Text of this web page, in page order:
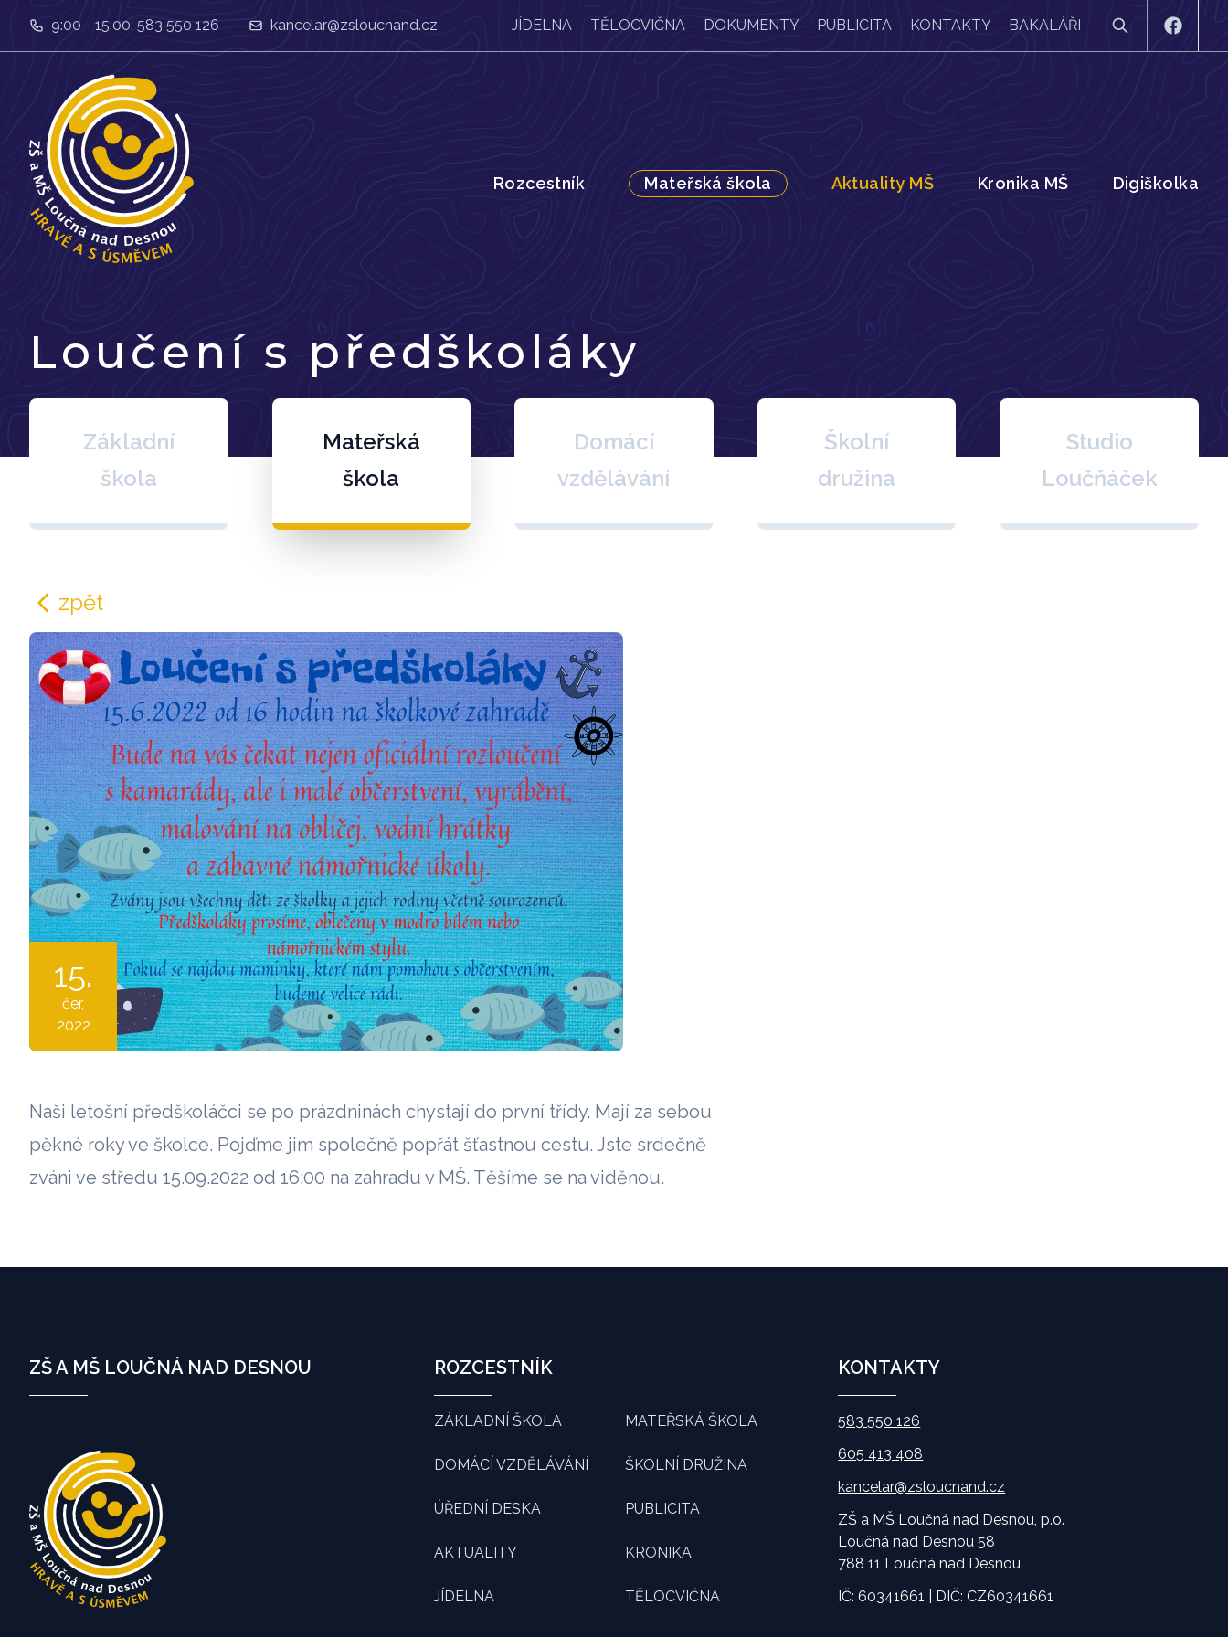
9:00 - 15:00: 583 550 126 kancelar@zsloucnand.cz JÍDELNA TĚLOCVIČNA DOKUMENTY PUBLICITA KONTAKTY BAKALÁŘI
Rozcestník Mateřská škola Aktuality MŠ Kronika MŠ Digiškolka
Loučení s předškoláky
Základní
škola
Mateřská
škola
Domácí
vzdělávání
Školní
družina
Studio
Loučňáček
zpět
15.
čer,
2022
Naši letošní předškoláčci se po prázdninách chystají do první třídy. Mají za sebou
pěkné roky ve školce. Pojďme jim společně popřát šťastnou cestu. Jste srdečně
zváni ve středu 15.09.2022 od 16:00 na zahradu v MŠ. Těšíme se na viděnou.
ZŠ A MŠ LOUČNÁ NAD DESNOU ROZCESTNÍK
ZÁKLADNÍ ŠKOLA MATEŘSKÁ ŠKOLA
DOMÁCÍ VZDĚLÁVÁNÍ ŠKOLNÍ DRUŽINA
ÚŘEDNÍ DESKA PUBLICITA
AKTUALITY KRONIKA
JÍDELNA TĚLOCVIČNA
KONTAKTY
583 550 126
605 413 408
kancelar@zsloucnand.cz
ZŠ a MŠ Loučná nad Desnou, p.o.
Loučná nad Desnou 58
788 11 Loučná nad Desnou
IČ: 60341661 | DIČ: CZ60341661